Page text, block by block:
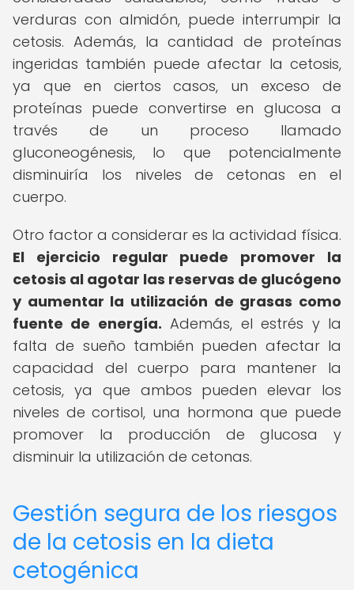
verduras con almidón, puede interrumpir la
cetosis. Además, la cantidad de proteínas
ingeridas también puede afectar la cetosis,
ya que en ciertos casos, un exceso de
proteínas puede convertirse en glucosa a
través de un proceso llamado
gluconeogénesis, lo que potencialmente
disminuiría los niveles de cetonas en el
cuerpo.
Otro factor a considerar es la actividad física.
El ejercicio regular puede promover la
cetosis al agotar las reservas de glucógeno
y aumentar la utilización de grasas como
fuente de energía. Además, el estrés y la
falta de sueño también pueden afectar la
capacidad del cuerpo para mantener la
cetosis, ya que ambos pueden elevar los
niveles de cortisol, una hormona que puede
promover la producción de glucosa y
disminuir la utilización de cetonas.
Gestión segura de los riesgos
de la cetosis en la dieta
cetogénica